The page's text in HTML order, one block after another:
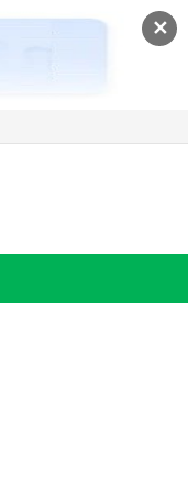
✕